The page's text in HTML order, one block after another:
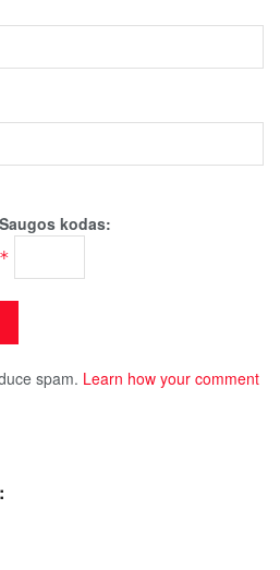
Saugos kodas:
*
spam. Learn how your comment